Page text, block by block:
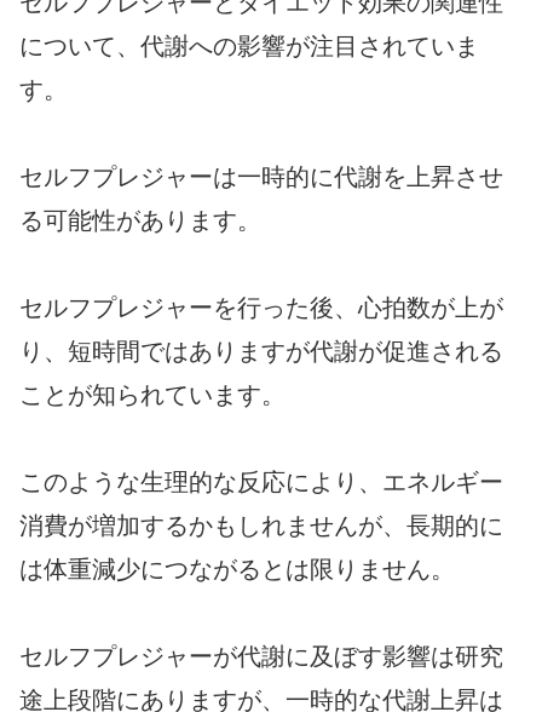
について、代謝への影響が注目されていま
す。
セルフプレジャーは一時的に代謝を上昇させ
る可能性があります。
セルフプレジャーを行った後、心拍数が上が
り、短時間ではありますが代謝が促進される
ことが知られています。
このような生理的な反応により、エネルギー
消費が増加するかもしれませんが、長期的に
は体重減少につながるとは限りません。
セルフプレジャーが代謝に及ぼす影響は研究
途上段階にありますが、一時的な代謝上昇は